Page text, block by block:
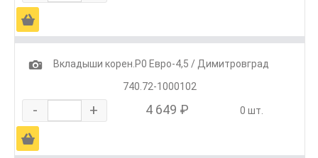
Ä
1
Вкладыши корен.Р0 Евро-4,5 / Димитровград
740.72-1000102
- + 4 649 ₽ 0 шт.
Ä